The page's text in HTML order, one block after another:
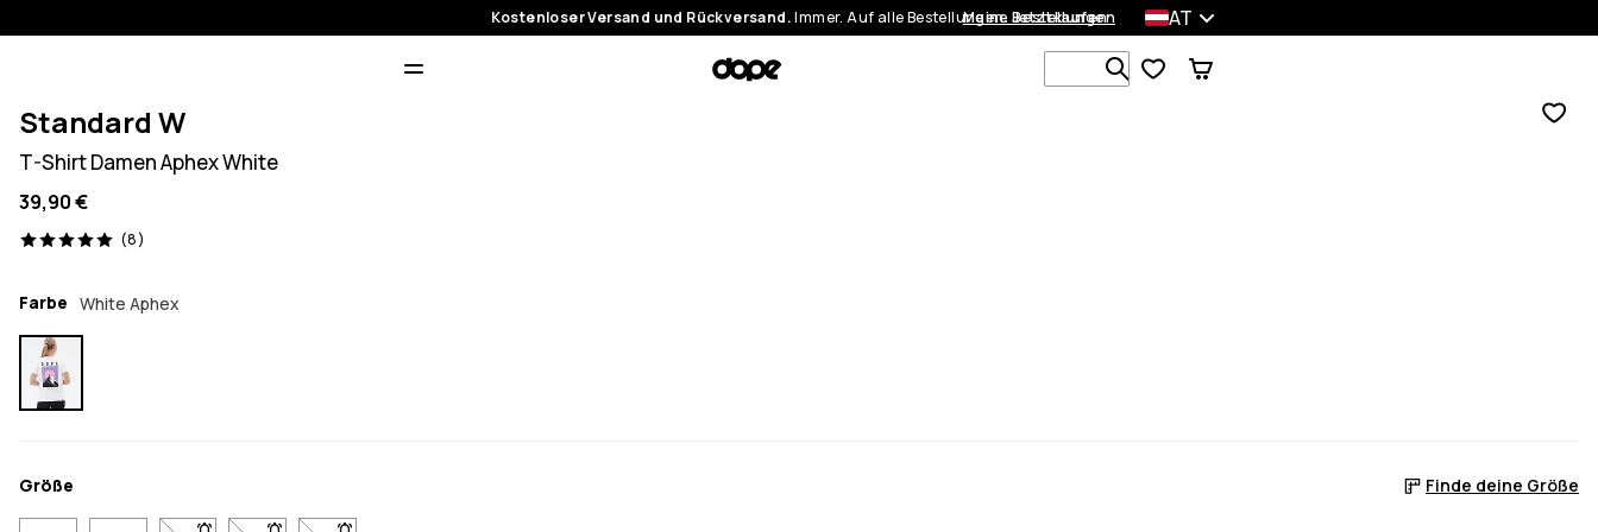
Kostenloser Versand und Rückversand.Immer. Auf alle Bestellungen. Jetzt kaufen
Meine Bestellungen AT
Durchsuche 1 000+ Produkte
Standard W
T-Shirt Damen Aphex White
39,90 €
(8)
8 Reviews, 5/5
Farbe White Aphex
Größe Finde deine Größe